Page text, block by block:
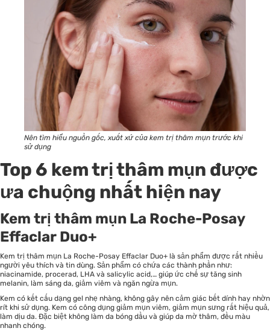
Nên tìm hiểu nguồn gốc, xuất xứ của kem trị thâm mụn trước khi
sử dụng
Top 6 kem trị thâm mụn được
ưa chuộng nhất hiện nay
Kem trị thâm mụn La Roche-Posay
Effaclar Duo+
Kem trị thâm mụn La Roche-Posay Effaclar Duo+ là sản phẩm được rất nhiều
người yêu thích và tin dùng. Sản phẩm có chứa các thành phần như:
niacinamide, procerad, LHA và salicylic acid,… giúp ức chế sự tăng sinh
melanin, làm sáng da, giảm viêm và ngăn ngừa mụn.
Kem có kết cấu dạng gel nhẹ nhàng, không gây nên cảm giác bết dính hay nhờn
rít khi sử dụng. Kem có công dụng giảm mụn viêm, giảm mụn sưng rất hiệu quả,
làm dịu da. Đặc biệt không làm da bóng dầu và giúp da mờ thâm, đều màu
nhanh chóng.